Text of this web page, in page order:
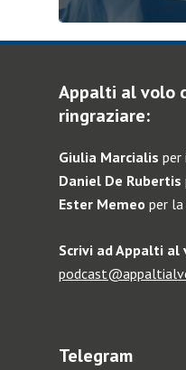
Appalti al volo
ringraziare:
Giulia Marcialis per
Daniel De Rubertis
Ester Memeo per la
Scrivi ad Appalti al
Telegram